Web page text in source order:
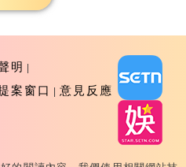
明
案窗口 意見反應